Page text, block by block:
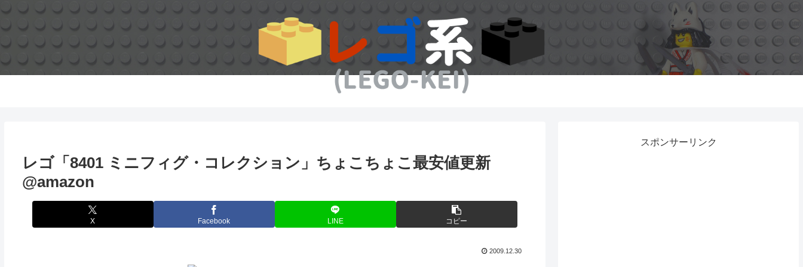
レゴ「8401 ミニフィグ・コレクション」ちょこちょこ最安値更新
@amazon
X Facebook LINE コピー
2009.12.30
スポンサーリンク